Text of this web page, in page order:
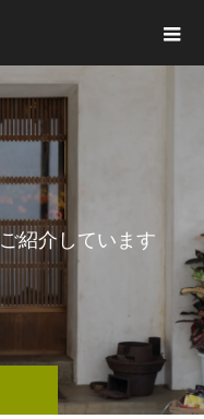
ご紹介し てい ま す